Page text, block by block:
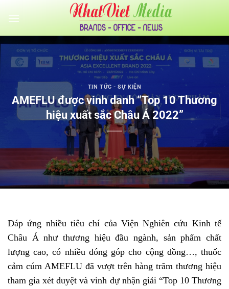
qua
dung
TIN TỨC - SỰ KIỆN
AMEFLU được vinh danh “Top 10 Thương
hiệu xuất sắc Châu Á 2022”
Đáp ứng nhiều tiêu chí của Viện Nghiên cứu Kinh tế
Châu Á như thương hiệu đầu ngành, sản phẩm chất
lượng cao, có nhiều đóng góp cho cộng đồng…, thuốc
cảm cúm AMEFLU đã vượt trên hàng trăm thương hiệu
tham gia xét duyệt và vinh dự nhận giải “Top 10 Thương